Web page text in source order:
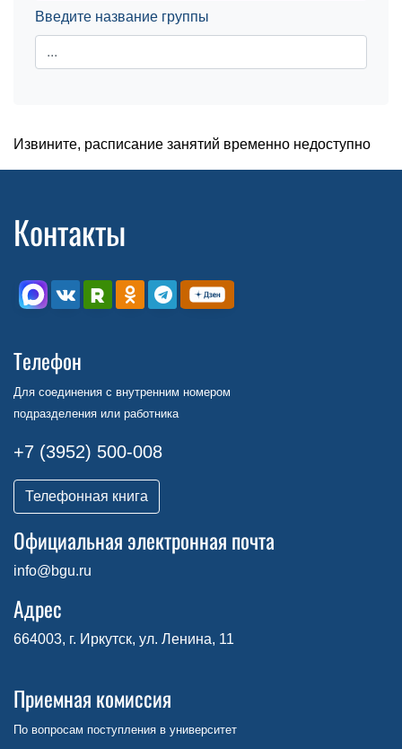
Введите название группы
Извините, расписание занятий временно недоступно
Контакты
Телефон
Для соединения с внутренним номером
подразделения или работника
+7 (3952) 500-008
Телефонная книга
Официальная электронная почта
info@bgu.ru
Адрес
664003, г. Иркутск, ул. Ленина, 11
Приемная комиссия
По вопросам поступления в университет